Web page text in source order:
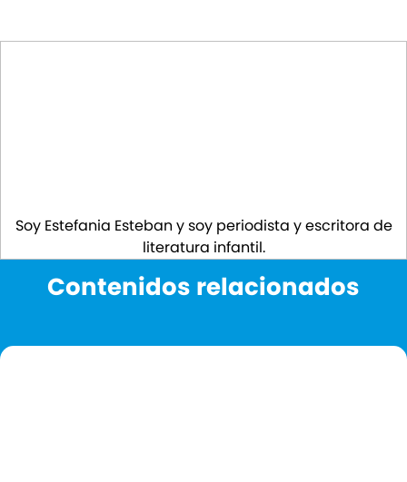
Soy Estefania Esteban y soy periodista y escritora de
literatura infantil.
Contenidos relacionados